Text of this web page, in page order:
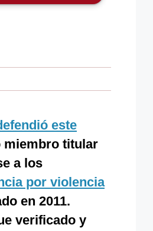
este
miembro titular
a los
por violencia
en 2011.
verificado y